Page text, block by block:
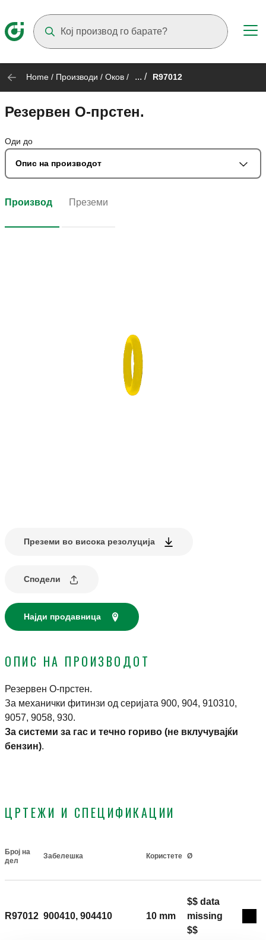
Home / Производи / Оков / ... / R97012
Резервен О-прстен.
Оди до
Опис на производот
Производ Преземи
Преземи во висока резолуција
Сподели
Најди продавница
ОПИС НА ПРОИЗВОДОТ
Резервен О-прстен.
За механички фитинзи од серијата 900, 904, 910310,
9057, 9058, 930.
За системи за гас и течно гориво (не вклучувајќи
бензин).
ЦРТЕЖИ И СПЕЦИФИКАЦИИ
Број на
дел
Забелешка Користете Ø
R97012 900410, 904410 10 mm
$$ data
missing
$$